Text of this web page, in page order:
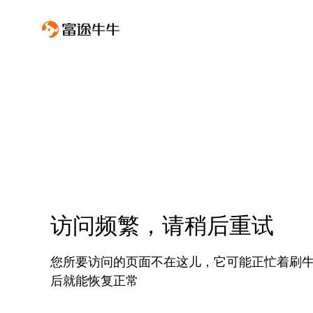
访问频繁，请稍后重试
您所要访问的页面不在这儿，它可能正忙着刷
后就能恢复正常